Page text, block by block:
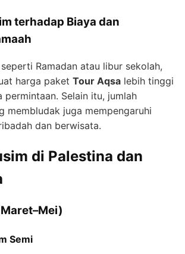
terhadap Biaya dan
Ramadan atau libur sekolah,
harga paket Tour Aqsa lebih tinggi
permintaan. Selain itu, jumlah
membludak juga mempengaruhi
dan berwisata.
di Palestina dan
Semi